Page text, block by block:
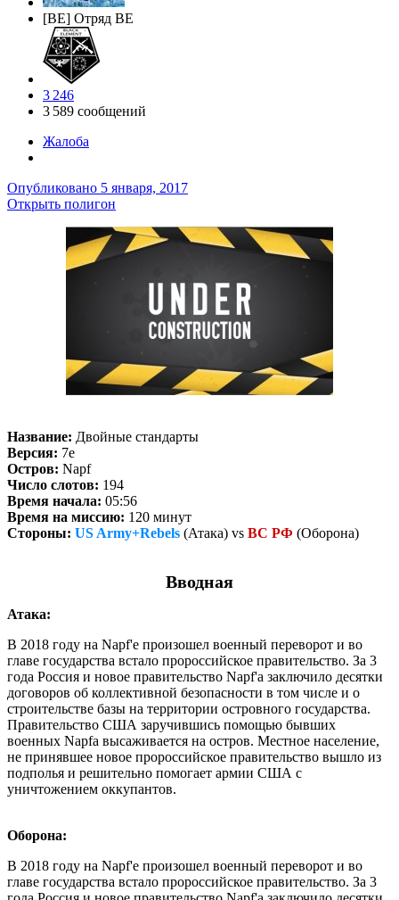
[BE] Отряд BE
3 246
3 589 сообщений
Жалоба
Опубликовано 5 января, 2017
Открыть полигон
Название: Двойные стандарты
Версия: 7e
Остров: Napf
Число слотов: 194
Время начала: 05:56
Время на миссию: 120 минут
Стороны: US Army+Rebels (Атака) vs ВС РФ (Оборона)
Вводная
Атака:
В 2018 году на Napf'е произошел военный переворот и во
главе государства встало пророссийское правительство. За 3
года Россия и новое правительство Napf'а заключило десятки
договоров об коллективной безопасности в том числе и о
строительстве базы на территории островного государства.
Правительство США заручившись помощью бывших
военных Napfа высаживается на остров. Местное население,
не принявшее новое пророссийское правительство вышло из
подполья и решительно помогает армии США с
уничтожением оккупантов.
Оборона:
В 2018 году на Napf'е произошел военный переворот и во
главе государства встало пророссийское правительство. За 3